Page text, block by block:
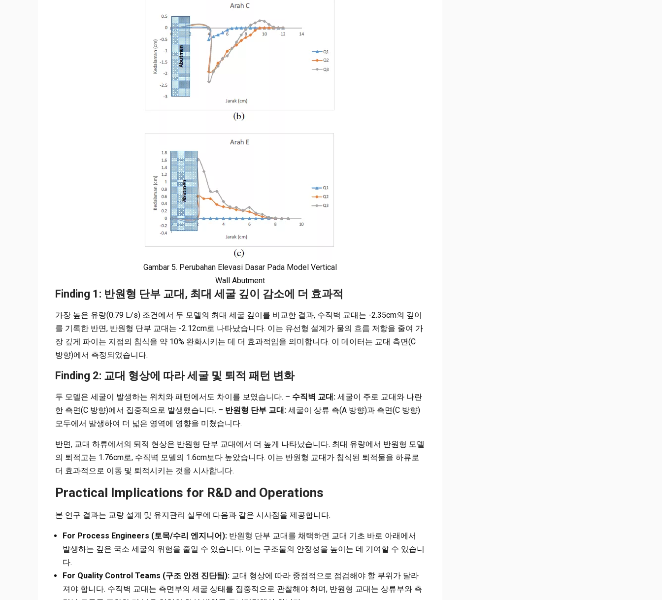
Gambar 5. Perubahan Elevasi Dasar Pada Model Vertical
Wall Abutment
Finding 1: 반원형 단부 교대, 최대 세굴 깊이 감소에 더 효과적
가장 높은 유량(0.79 L/s) 조건에서 두 모델의 최대 세굴 깊이를 비교한 결과, 수직벽 교대는 -2.35cm의 깊이
를 기록한 반면, 반원형 단부 교대는 -2.12cm로 나타났습니다. 이는 유선형 설계가 물의 흐름 저항을 줄여 가
장 깊게 파이는 지점의 침식을 약 10% 완화시키는 데 더 효과적임을 의미합니다. 이 데이터는 교대 측면(C
방향)에서 측정되었습니다.
Finding 2: 교대 형상에 따라 세굴 및 퇴적 패턴 변화
두 모델은 세굴이 발생하는 위치와 패턴에서도 차이를 보였습니다. – 수직벽 교대: 세굴이 주로 교대와 나란
한 측면(C 방향)에서 집중적으로 발생했습니다. – 반원형 단부 교대: 세굴이 상류 측(A 방향)과 측면(C 방향)
모두에서 발생하여 더 넓은 영역에 영향을 미쳤습니다.
반면, 교대 하류에서의 퇴적 현상은 반원형 단부 교대에서 더 높게 나타났습니다. 최대 유량에서 반원형 모델
의 퇴적고는 1.76cm로, 수직벽 모델의 1.6cm보다 높았습니다. 이는 반원형 교대가 침식된 퇴적물을 하류로
더 효과적으로 이동 및 퇴적시키는 것을 시사합니다.
Practical Implications for R&D and Operations
본 연구 결과는 교량 설계 및 유지관리 실무에 다음과 같은 시사점을 제공합니다.
For Process Engineers (토목/수리 엔지니어): 반원형 단부 교대를 채택하면 교대 기초 바로 아래에서
발생하는 깊은 국소 세굴의 위험을 줄일 수 있습니다. 이는 구조물의 안정성을 높이는 데 기여할 수 있습니
다.
For Quality Control Teams (구조 안전 진단팀): 교대 형상에 따라 중점적으로 점검해야 할 부위가 달라
져야 합니다. 수직벽 교대는 측면부의 세굴 상태를 집중적으로 관찰해야 하며, 반원형 교대는 상류부와 측